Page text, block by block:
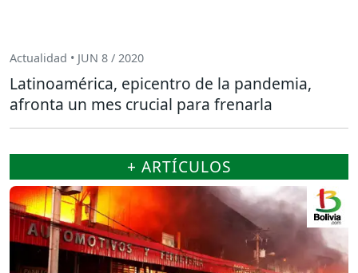
Actualidad • JUN 8 / 2020
Latinoamérica, epicentro de la pandemia,
afronta un mes crucial para frenarla
+ ARTÍCULOS